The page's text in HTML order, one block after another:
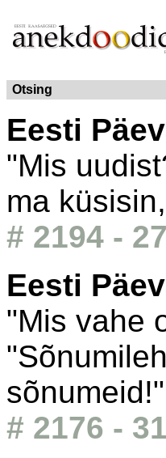
Otsing
Eesti
"Mis
ma
# 2194 -
Eesti
"Mis vahe
sõnumeid!"
# 2176 -